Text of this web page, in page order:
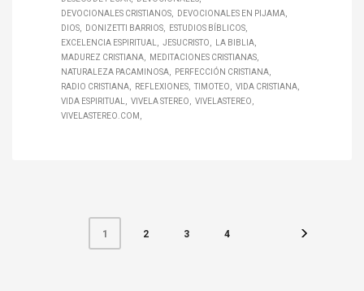
DEVOCIONALES CRISTIANOS
DEVOCIONALES EN PIJAMA
DIOS
DONIZETTI BARRIOS
ESTUDIOS BÍBLICOS
EXCELENCIA ESPIRITUAL
JESUCRISTO
LA BIBLIA
MADUREZ CRISTIANA
MEDITACIONES CRISTIANAS
NATURALEZA PACAMINOSA
PERFECCIÓN CRISTIANA
RADIO CRISTIANA
REFLEXIONES TIMOTEO
VIDA CRISTIANA
VIDA ESPIRITUAL
VIVELA STEREO
VIVELASTEREO
VIVELASTEREO.COM
1 2 3 4